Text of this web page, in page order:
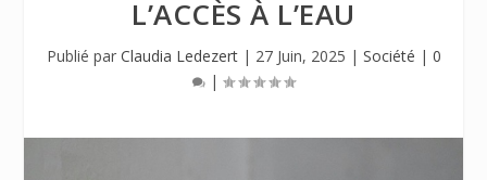
L’ACCÈS À L’EAU
Publié par Claudia Ledezert| 27 Juin, 2025 | Société | 0
|